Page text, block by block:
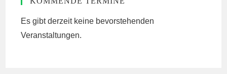
Es gibt derzeit keine bevorstehenden
Veranstaltungen.